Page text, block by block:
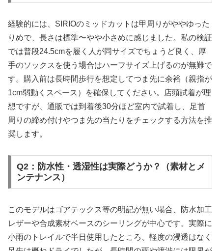
経験的には、SIRIOのミッドカットは甲周りがややゆった
りめで、長さは標準〜やや小さめに感じました。私の検証
では普段24.5cmを履く人が同サイズでちょうど良く、厚
手のソックスを使う場合はハーフサイズ上げるのが無難で
す。購入前は長時間歩行を想定してつま先に余裕（親指が
1cm弱動くスペース）を確保してください。店頭試着が理
想ですが、通販では到着後30分ほど室内で試着し、足首
周りの締め付けやつま先の当たりをチェックする方法を推
奨します。
Q2：防水性・透湿性は実際どうか？（素材とメ
ンテナンス）
このモデルはゴアテックス等の明記が無い場合、防水加工
レザーや合成素材ベースのシーリングが中心です。実際に
小雨のトレイルで半日使用したところ、軽度の浸透はなく